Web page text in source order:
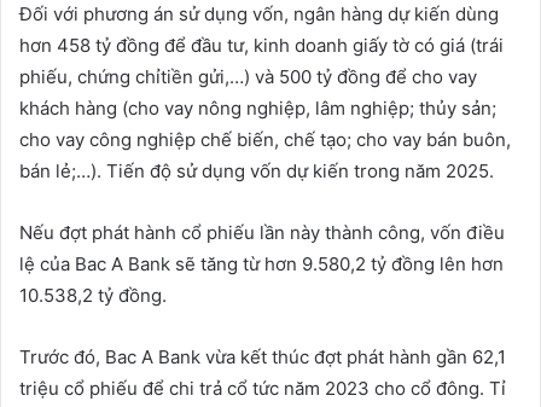
Đối với phương án sử dụng vốn, ngân hàng dự kiến dùng
hơn 458 tỷ đồng để đầu tư, kinh doanh giấy tờ có giá (trái
phiếu, chứng chỉtiền gửi,…) và 500 tỷ đồng để cho vay
khách hàng (cho vay nông nghiệp, lâm nghiệp; thủy sản;
cho vay công nghiệp chế biến, chế tạo; cho vay bán buôn,
bán lẻ;…). Tiến độ sử dụng vốn dự kiến trong năm 2025.
Nếu đợt phát hành cổ phiếu lần này thành công, vốn điều
lệ của Bac A Bank sẽ tăng từ hơn 9.580,2 tỷ đồng lên hơn
10.538,2 tỷ đồng.
Trước đó, Bac A Bank vừa kết thúc đợt phát hành gần 62,1
triệu cổ phiếu để chi trả cổ tức năm 2023 cho cổ đông. Tỉ